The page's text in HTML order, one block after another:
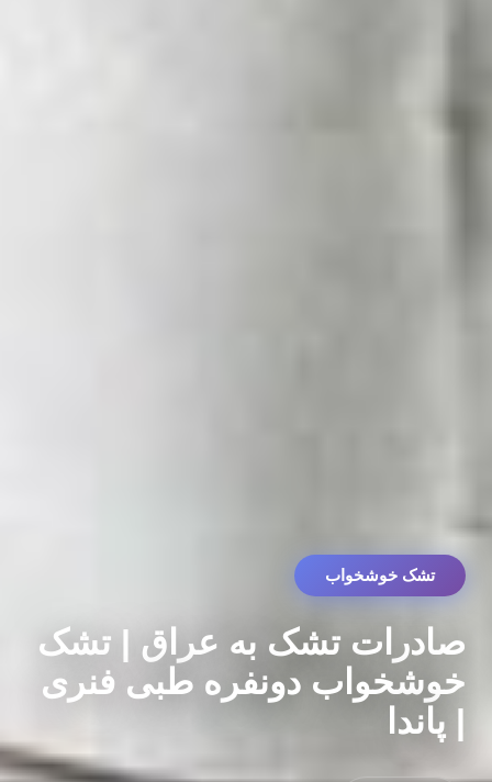
تشک خوشخواب
صادرات تشک به عراق | تشک
خوشخواب دونفره طبی فنری
| پاندا